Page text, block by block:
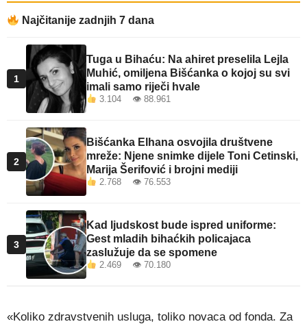
Najčitanije zadnjih 7 dana
1
Tuga u Bihaću: Na ahiret preselila Lejla
Muhić, omiljena Bišćanka o kojoj su svi
imali samo riječi hvale
3.104 👁 88.961
2
Bišćanka Elhana osvojila društvene
mreže: Njene snimke dijele Toni Cetinski,
Marija Šerifović i brojni mediji
2.768 👁 76.553
3
Kad ljudskost bude ispred uniforme:
Gest mladih bihaćkih policajaca
zaslužuje da se spomene
2.469 👁 70.180
«Koliko zdravstvenih usluga, toliko novaca od fonda. Za